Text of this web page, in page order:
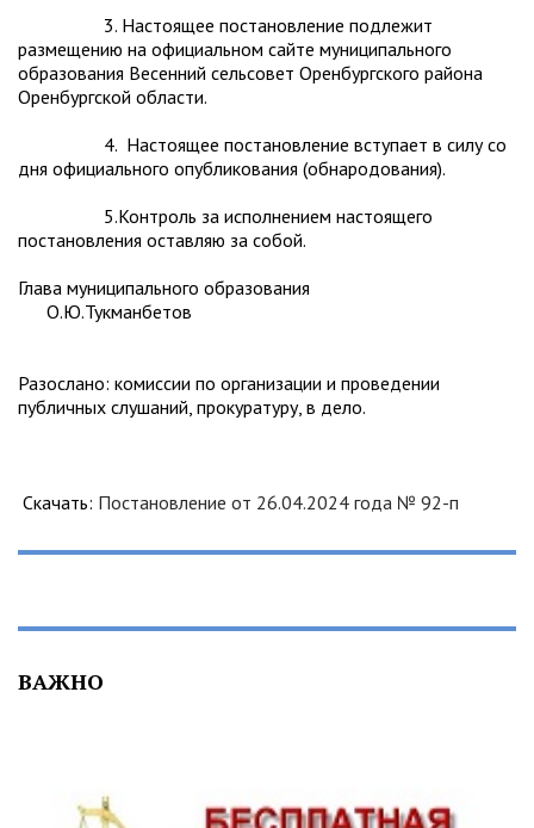
3. Настоящее постановление подлежит
размещению на официальном сайте муниципального
образования Весенний сельсовет Оренбургского района
Оренбургской области.
4. Настоящее постановление вступает в силу со
дня официального опубликования (обнародования).
5.Контроль за исполнением настоящего
постановления оставляю за собой.
Глава муниципального образования
О.Ю.Тукманбетов
Разослано: комиссии по организации и проведении
публичных слушаний, прокуратуру, в дело.
Скачать: Постановление от 26.04.2024 года № 92-п
ВАЖНО